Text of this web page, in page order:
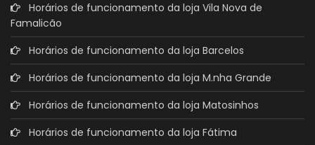
Horários de funcionamento da loja Vila Nova de
Famalicão
Horários de funcionamento da loja Barcelos
Horários de funcionamento da loja M.nha Grande
Horários de funcionamento da loja Matosinhos
Horários de funcionamento da loja Fátima